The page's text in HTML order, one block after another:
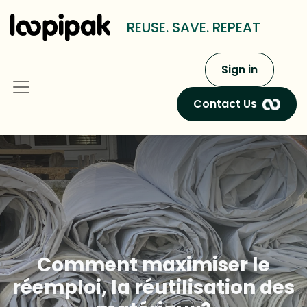
REUSE. SAVE. REPEAT
Sign in
Contact Us
Comment maximiser le
réemploi, la réutilisation des